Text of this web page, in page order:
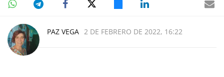
PAZ VEGA 2 DE FEBRERO DE 2022, 16:22